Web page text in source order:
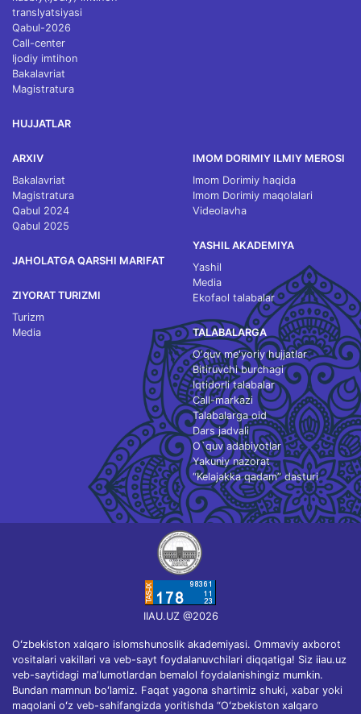
translyatsiyasi
Qabul-2026
Call-center
Ijodiy imtihon
Bakalavriat
Magistratura
HUJJATLAR
ARXIV
Bakalavriat
Magistratura
Qabul 2024
Qabul 2025
JAHOLATGA QARSHI MARIFAT
ZIYORAT TURIZMI
Turizm
Media
IMOM DORIMIY ILMIY MEROSI
Imom Dorimiy haqida
Imom Dorimiy maqolalari
Videolavha
YASHIL AKADEMIYA
Yashil
Media
Ekofaol talabalar
TALABALARGA
O‘quv me'yoriy hujjatlar
Bitiruvchi burchagi
Iqtidorli talabalar
Call-markazi
Talabalarga oid
Dars jadvali
O`quv adabiyotlar
Yakuniy nazorat
“Kelajakka qadam” dasturi
IIAU.UZ @2026
Oʻzbekiston xalqaro islomshunoslik akademiyasi. Ommaviy axborot
vositalari vakillari va veb-sayt foydalanuvchilari diqqatiga! Siz iiau.uz
veb-saytidagi maʼlumotlardan bemalol foydalanishingiz mumkin.
Bundan mamnun boʻlamiz. Faqat yagona shartimiz shuki, xabar yoki
maqolani oʻz veb-sahifangizda yoritishda “Oʻzbekiston xalqaro